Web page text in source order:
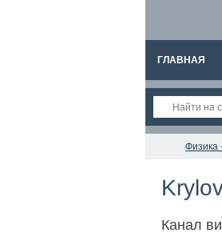
ГЛАВНАЯ
Физика
Канал